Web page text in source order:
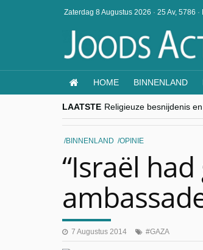
Zaterdag 8 Augustus 2026 · 25 Av, 5786 ·
HOME BINNENLAND
LAATSTE Religieuze besnijdenis
“Besnijdenisdebat toont
CITYTRIP | ROEMENIË
“Vandaag zit elke Jood
BINNENLAND OPINIE
“Israël
7 Augustus 2014 GAZA